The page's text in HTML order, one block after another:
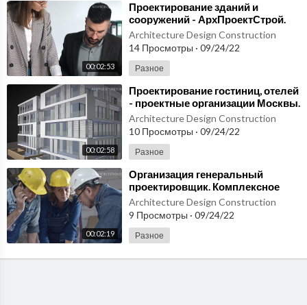
00:02:53
⁣Проектирование зданий и
сооружений - АрхПроектСтрой.
Организация генеральный
проектировщик.
Architecture Design Construction
14 Просмотры · 09/24/22
Разное
00:02:58
⁣Проектирование гостиниц, отелей
- проектные организации Москвы.
Стоимость проектирования.
Architecture Design Construction
10 Просмотры · 09/24/22
Разное
00:02:19
⁣Организация генеральный
проектировщик. Комплексное
проектирование зданий и
сооружений.
Architecture Design Construction
9 Просмотры · 09/24/22
Разное